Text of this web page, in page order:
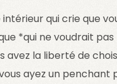
qui crie que
*qui ne voudrait
avez la liberté de
ayez un